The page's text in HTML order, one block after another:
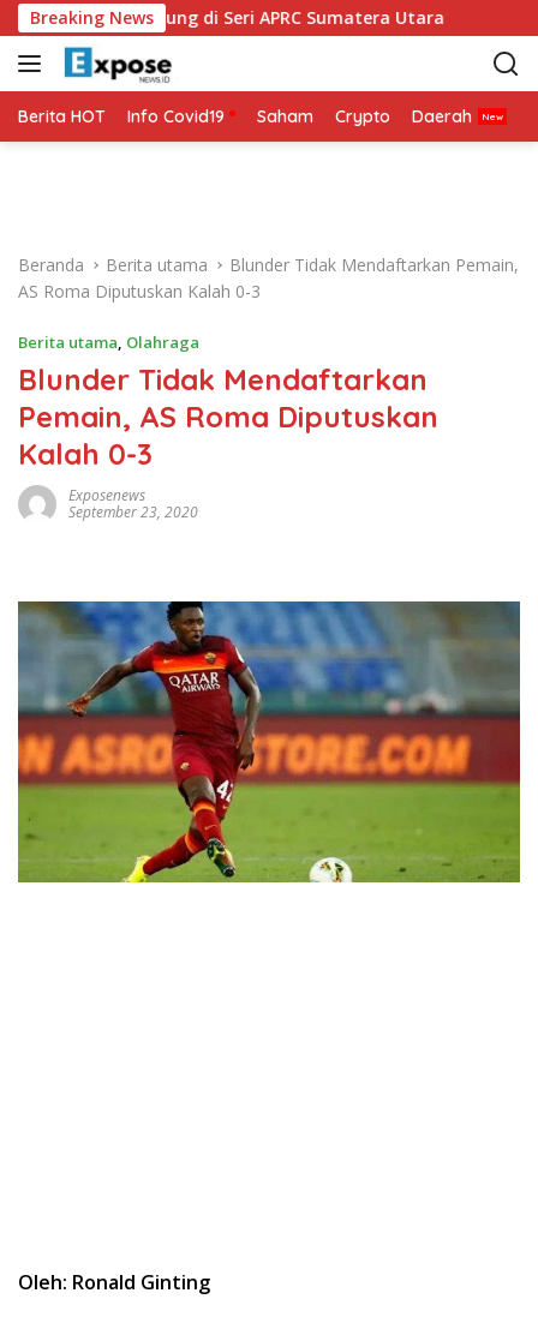
a
g
u
Breaking News
Siap Bertarung di Seri APRC Sumatera Utara
Berita HOT Info Covid19 Saham Crypto Daerah
Beranda Berita utama
Blunder Tidak Mendaftarkan Pemain,
AS Roma Diputuskan Kalah 0-3
Berita utama, Olahraga
Blunder Tidak Mendaftarkan
Pemain, AS Roma Diputuskan
Kalah 0-3
Exposenews
September 23, 2020
Oleh: Ronald Ginting